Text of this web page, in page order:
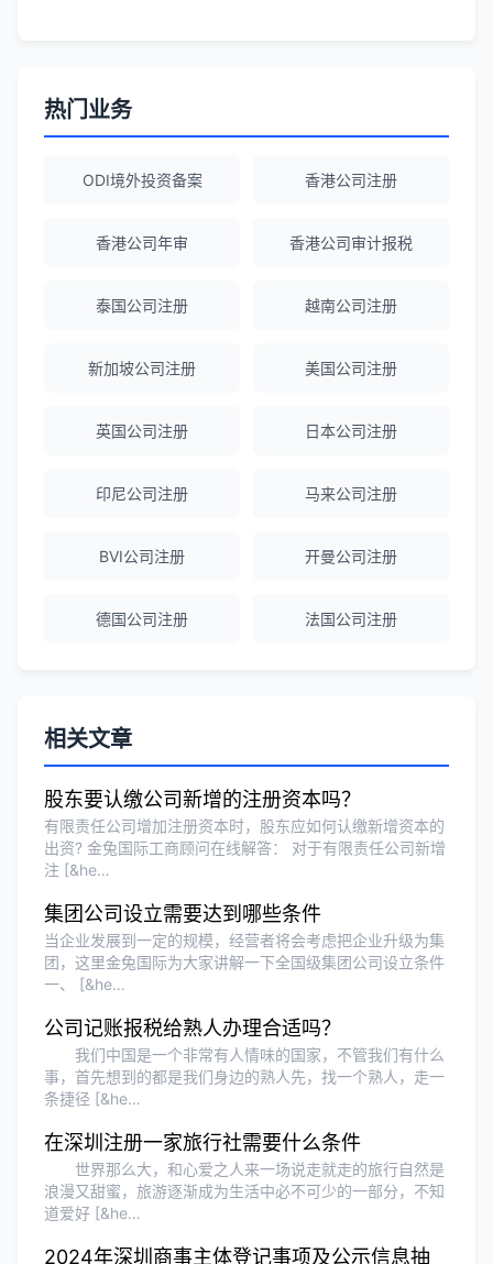
Robert Chen ★★★★☆
陈经理 ★★★★★
海外公司注册服务非常专业，顾问响应迅
越南公司注册全程指导，文件准备非常专
Michael Liu
泰国公司注册和银行开户服务高效，推
荐！
刘总
泰国BOI申请+建厂规划一站式服务，完
美！
香港公司注册和审计服务专业高效，非常
满意。
热门业务
ODI境外投资备案 香港公司注册
香港公司年审 香港公司审计报税
泰国公司注册 越南公司注册
新加坡公司注册 美国公司注册
英国公司注册 日本公司注册
印尼公司注册 马来公司注册
BVI公司注册 开曼公司注册
德国公司注册 法国公司注册
相关文章
股东要认缴公司新增的注册资本吗？
有限责任公司增加注册资本时，股东应如何认缴新增资本的
出资? 金兔国际工商顾问在线解答： 对于有限责任公司新增
注 [&he…
集团公司设立需要达到哪些条件
当企业发展到一定的规模，经营者将会考虑把企业升级为集
团，这里金兔国际为大家讲解一下全国级集团公司设立条件
一、 [&he…
公司记账报税给熟人办理合适吗？
我们中国是一个非常有人情味的国家，不管我们有什么
事，首先想到的都是我们身边的熟人先，找一个熟人，走一
条捷径 [&he…
在深圳注册一家旅行社需要什么条件
世界那么大，和心爱之人来一场说走就走的旅行自然是
浪漫又甜蜜，旅游逐渐成为生活中必不可少的一部分，不知
道爱好 [&he…
2024年深圳商事主体登记事项及公示信息抽